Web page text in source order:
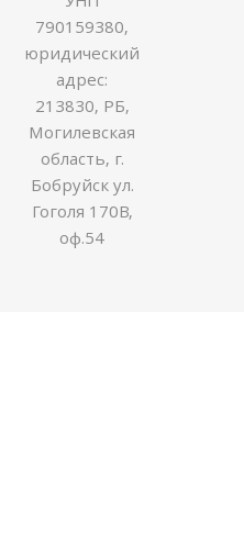
790159380,
юридический
адрес:
213830, РБ,
Могилевская
область, г.
Бобруйск ул.
Гоголя 170В,
оф.54